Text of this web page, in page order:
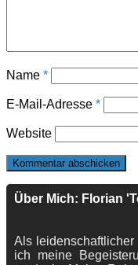
Name *
E-Mail-Adresse *
Website
Über Mich: Florian
Als leidenschaftlicher
ich meine